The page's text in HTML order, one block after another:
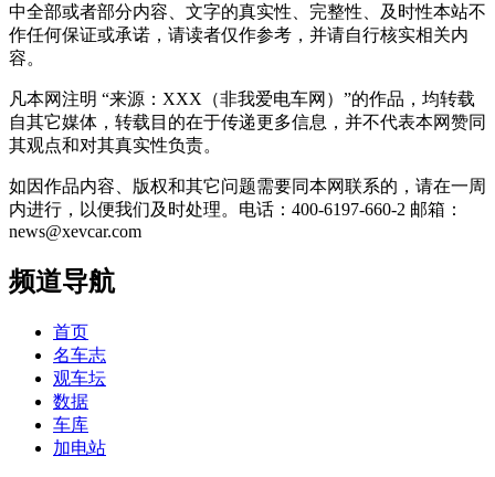
中全部或者部分内容、文字的真实性、完整性、及时性本站不
作任何保证或承诺，请读者仅作参考，并请自行核实相关内
容。
凡本网注明 “来源：XXX（非我爱电车网）”的作品，均转载
自其它媒体，转载目的在于传递更多信息，并不代表本网赞同
其观点和对其真实性负责。
如因作品内容、版权和其它问题需要同本网联系的，请在一周
内进行，以便我们及时处理。电话：400-6197-660-2 邮箱：
news@xevcar.com
频道导航
首页
名车志
观车坛
数据
车库
加电站